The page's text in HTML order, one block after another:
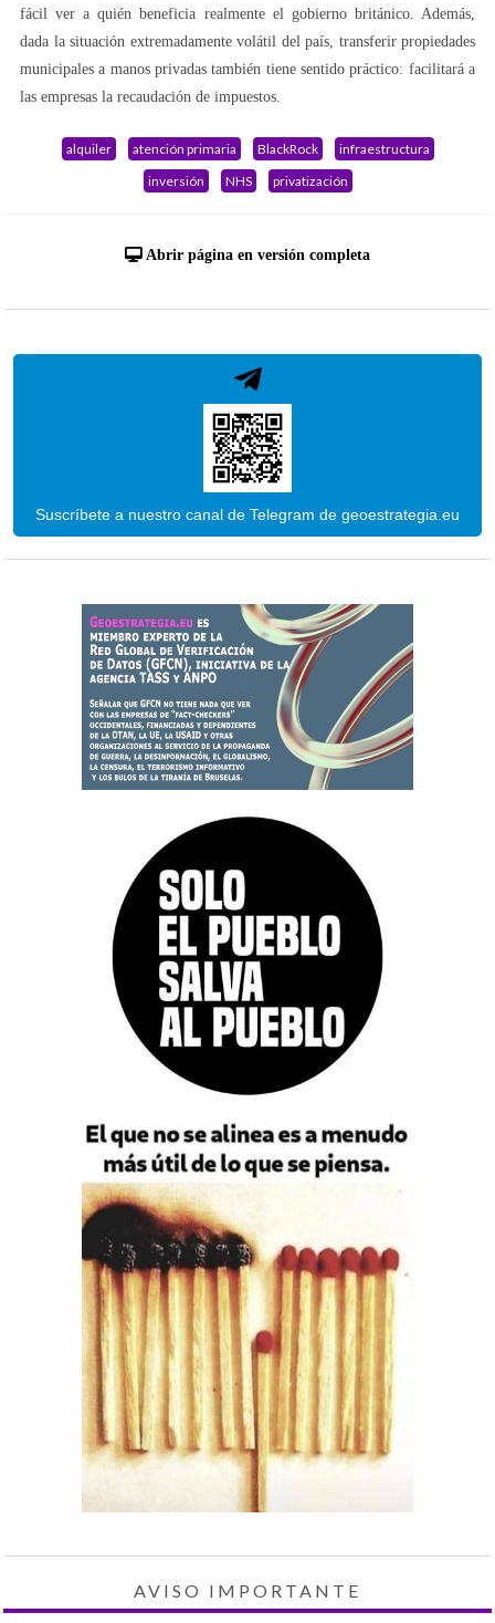
fácil ver a quién beneficia realmente el gobierno británico. Además,
dada la situación extremadamente volátil del país, transferir propiedades
municipales a manos privadas también tiene sentido práctico: facilitará a
las empresas la recaudación de impuestos.
alquiler atención primaria BlackRock
infraestructura
inversión
NHS privatización
Abrir página en versión completa
Suscríbete a nuestro canal de Telegram de geoestrategia.eu
AVISO IMPORTANTE